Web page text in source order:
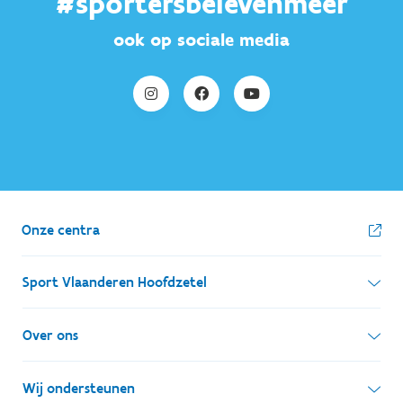
ook op sociale media
Onze centra
Sport Vlaanderen Hoofdzetel
Simon Bolivarlaan 17
1000 Brussel
Over ons
Wie zijn we, wat doen we
Wij ondersteunen